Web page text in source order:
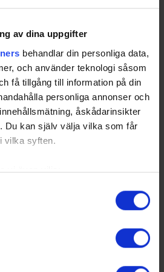
av dina uppgifter
behandlar din personliga data,
och använder teknologi såsom
få tillgång till information på din
personliga annonser och
åskådarinsikter
Du kan själv välja vilka som får
vilka syften.
vi även vilja:
på upp till flera meter
dina personliga uppgifter
IF - Frölunda HC
Stångebro Ishall
Ishockeyförbundets officiella app
till nyheter, livebevakning
ishockeyserier som spelas i
För dina favoritlag kan du